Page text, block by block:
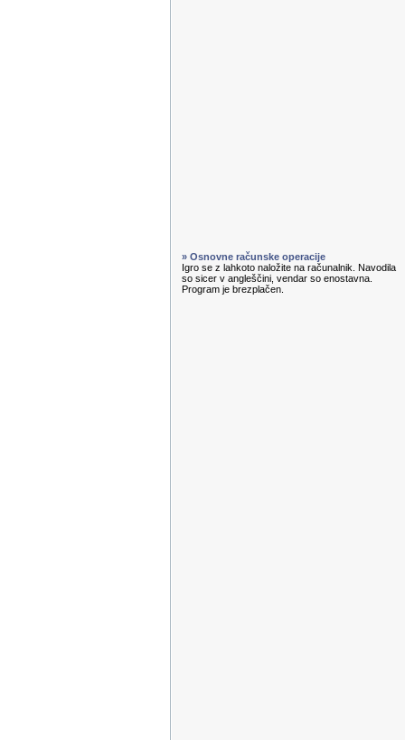
» Osnovne računske operacije
Igro se z lahkoto naložite na računalnik. Navodila
so sicer v angleščini, vendar so enostavna.
Program je brezplačen.